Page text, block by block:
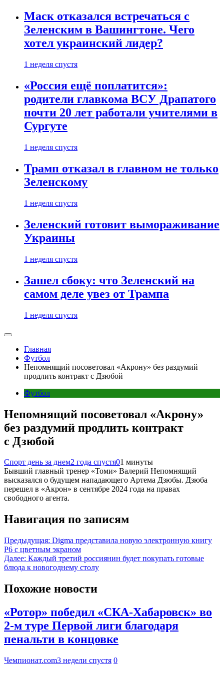
Маск отказался встречаться с
Зеленским в Вашингтоне. Чего
хотел украинский лидер?
1 неделя спустя
«Россия ещё поплатится»:
родители главкома ВСУ Драпатого
почти 20 лет работали учителями в
Сургуте
1 неделя спустя
Трамп отказал в главном не только
Зеленскому
1 неделя спустя
Зеленский готовит вымораживание
Украины
1 неделя спустя
Зашел сбоку: что Зеленский на
самом деле увез от Трампа
1 неделя спустя
Главная
Футбол
Непомнящий посоветовал «Акрону» без раздумий
продлить контракт с Дзюбой
Футбол
Непомнящий посоветовал «Акрону»
без раздумий продлить контракт
с Дзюбой
Спорт день за днем2 года спустя01 минуты
Бывший главный тренер «Томи» Валерий Непомнящий
высказался о будущем нападающего Артема Дзюбы. Дзюба
перешел в «Акрон» в сентябре 2024 года на правах
свободного агента.
Навигация по записям
Предыдущая: Digma представила новую электронную книгу
P6 с цветным экраном
Далее: Каждый третий россиянин будет покупать готовые
блюда к новогоднему столу
Похожие новости
«Ротор» победил «СКА-Хабаровск» во
2-м туре Первой лиги благодаря
пенальти в концовке
Чемпионат.com3 недели спустя 0